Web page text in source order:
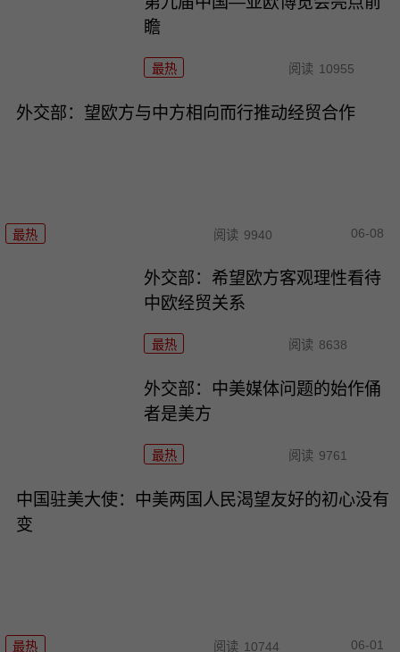
瞻
最热 阅读 10955
外交部：望欧方与中方相向而行推动经贸合作
最热 阅读 9940 06-08
外交部：希望欧方客观理性看待
中欧经贸关系
最热 阅读 8638
外交部：中美媒体问题的始作俑
者是美方
最热 阅读 9761
中国驻美大使：中美两国人民渴望友好的初心没有
变
最热 阅读 10744 06-01